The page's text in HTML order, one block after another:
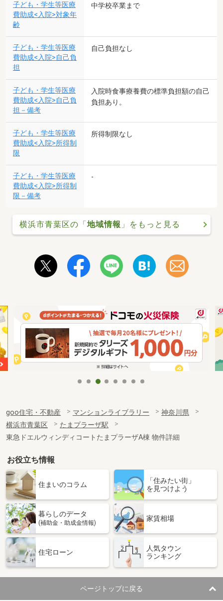
子ども・学生等医療
費助成<入院>対象年
齢
中学校卒業まで
子ども・学生等医療
費助成<入院>自己負
担
自己負担なし
子ども・学生等医療
費助成<入院>自己負
担－備考
入院時食事療養費の標準負担額の自己
負担あり。
子ども・学生等医療
費助成<入院>所得制
限
所得制限なし
子ども・学生等医療
費助成<入院>所得制
限－備考
-
横浜市青葉区の「地域情報 」をもっと見る
goo住宅・不動産 マンションライブラリー
神奈川県
横浜市青葉区
たまプラーザ駅
東急ドエルウィンディコートたまプラーザA棟 物件詳細
お役立ち情報
住まいのコラム
「住みたい街」
を見つけよう
暮らしのデータ
(補助金・助成金情報)
家賃相場
住宅ローン
人気タウン
ランキング
ページトップに戻る